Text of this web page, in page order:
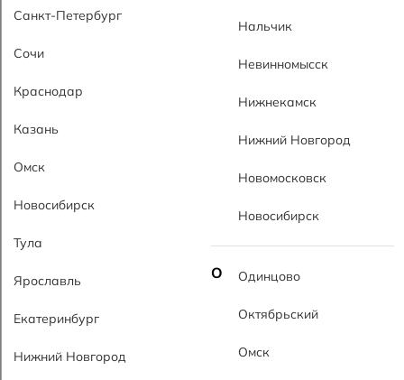
Санкт-Петербург
Сочи
Краснодар
Казань
Омск
Новосибирск
Тула
Ярославль
Екатеринбург
Нижний Новгород
Нальчик
Невинномысск
Нижнекамск
Нижний Новгород
Новомосковск
Новосибирск
О Одинцово
Октябрьский
Омск